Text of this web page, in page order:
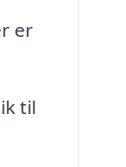
er
til